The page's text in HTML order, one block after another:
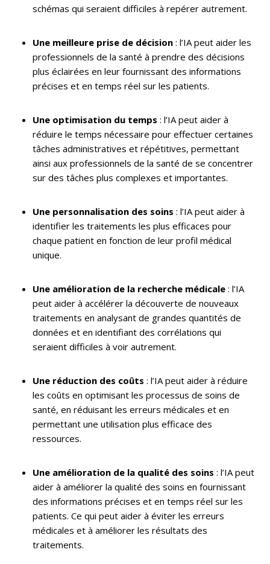
schémas qui seraient difficiles à repérer autrement.
Une meilleure prise de décision : l’IA peut aider les
professionnels de la santé à prendre des décisions
plus éclairées en leur fournissant des informations
précises et en temps réel sur les patients.
Une optimisation du temps : l’IA peut aider à
réduire le temps nécessaire pour effectuer certaines
tâches administratives et répétitives, permettant
ainsi aux professionnels de la santé de se concentrer
sur des tâches plus complexes et importantes.
Une personnalisation des soins : l’IA peut aider à
identifier les traitements les plus efficaces pour
chaque patient en fonction de leur profil médical
unique.
Une amélioration de la recherche médicale : l’IA
peut aider à accélérer la découverte de nouveaux
traitements en analysant de grandes quantités de
données et en identifiant des corrélations qui
seraient difficiles à voir autrement.
Une réduction des coûts : l’IA peut aider à réduire
les coûts en optimisant les processus de soins de
santé, en réduisant les erreurs médicales et en
permettant une utilisation plus efficace des
ressources.
Une amélioration de la qualité des soins : l’IA peut
aider à améliorer la qualité des soins en fournissant
des informations précises et en temps réel sur les
patients. Ce qui peut aider à éviter les erreurs
médicales et à améliorer les résultats des
traitements.